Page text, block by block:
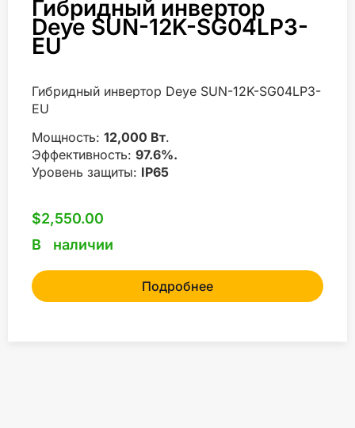
Гибридный инвертор
Deye SUN-12K-SG04LP3-
EU
Гибридный инвертор Deye SUN-12K-SG04LP3-
EU
Мощность: 12,000 Вт.
Эффективность: 97.6%.
Уровень защиты: IP65
$2,550.00
В наличии
Подробнее